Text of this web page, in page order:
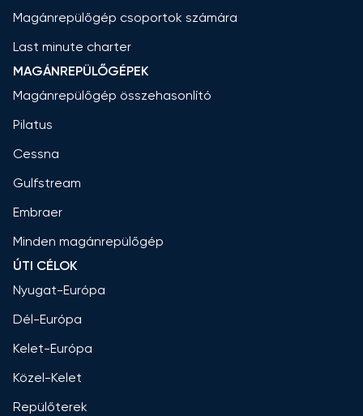
Magánrepülőgép csoportok számára
Last minute charter
MAGÁNREPÜLŐGÉPEK
Magánrepülőgép összehasonlító
Pilatus
Cessna
Gulfstream
Embraer
Minden magánrepülőgép
ÚTI CÉLOK
Nyugat-Európa
Dél-Európa
Kelet-Európa
Közel-Kelet
Repülőterek